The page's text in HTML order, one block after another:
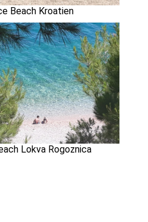
Beach Kroatien
Lokva Rogoznica